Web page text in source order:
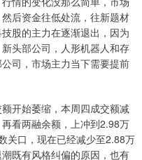
后资金往低处流，往新题材
股的主力在逐渐退出，因为
头部公司，人形机器人和存
司，市场主力当下需要提前
开始萎缩，本周四成交额减
看两融余额，上冲到2.98万
关口，现在已经减少至2.88万
既有风格纠偏的原因，也有